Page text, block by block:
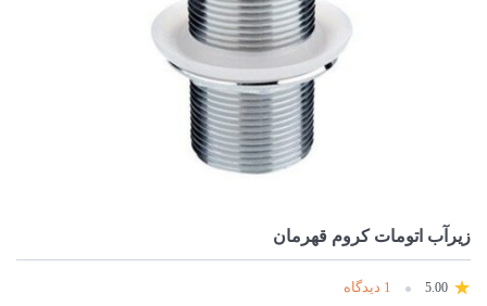
زیرآب اتومات کروم قهرمان
5.00 1 دیدگاه